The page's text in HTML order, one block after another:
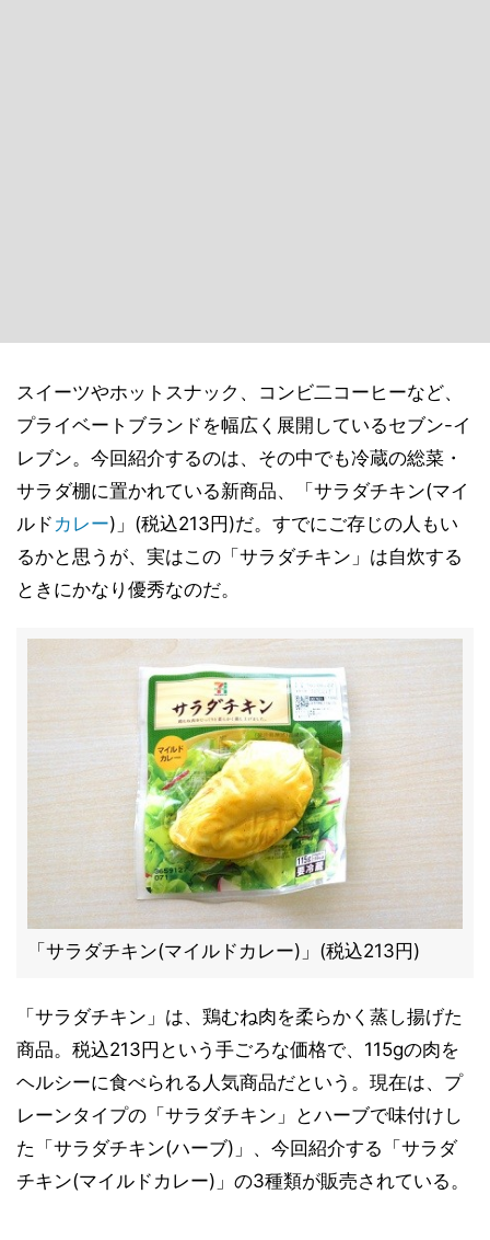
スイーツやホットスナック、コンビ二コーヒーなど、
プライベートブランドを幅広く展開しているセブン-イ
レブン。今回紹介するのは、その中でも冷蔵の総菜・
サラダ棚に置かれている新商品、「サラダチキン(マイ
ルド カレー)」(税込213円)だ。すでにご存じの人もい
るかと思うが、実はこの「サラダチキン」は自炊する
ときにかなり優秀なのだ。
「サラダチキン(マイルドカレー)」(税込213円)
「サラダチキン」は、鶏むね肉を柔らかく蒸し揚げた
商品。税込213円という手ごろな価格で、115gの肉を
ヘルシーに食べられる人気商品だという。現在は、プ
レーンタイプの「サラダチキン」とハーブで味付けし
た「サラダチキン(ハーブ)」、今回紹介する「サラダ
チキン(マイルドカレー)」の3種類が販売されている。